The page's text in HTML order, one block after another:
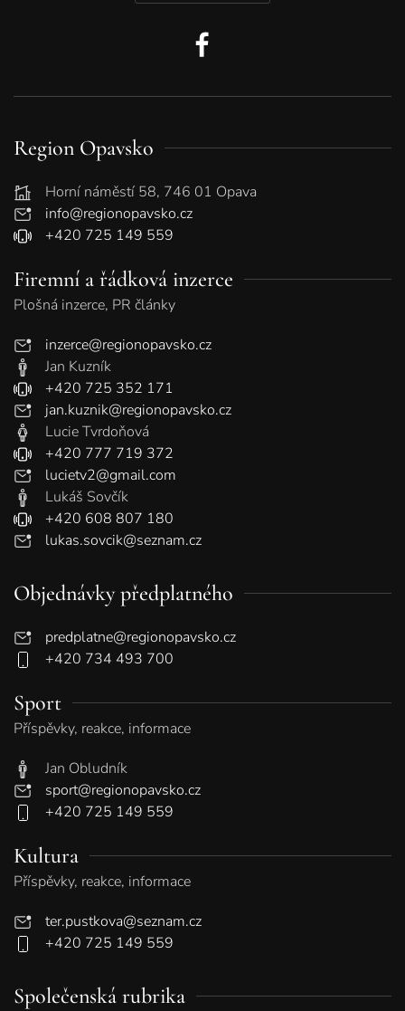
Region Opavsko
Horní náměstí 58, 746 01 Opava
info@regionopavsko.cz
+420 725 149 559
Firemní a řádková inzerce
Plošná inzerce, PR články
inzerce@regionopavsko.cz
Jan Kuzník
+420 725 352 171
jan.kuznik@regionopavsko.cz
Lucie Tvrdoňová
+420 777 719 372
lucietv2@gmail.com
Lukáš Sovčík
+420 608 807 180
lukas.sovcik@seznam.cz
Objednávky předplatného
predplatne@regionopavsko.cz
+420 734 493 700
Sport
Příspěvky, reakce, informace
Jan Obludník
sport@regionopavsko.cz
+420 725 149 559
Kultura
Příspěvky, reakce, informace
ter.pustkova@seznam.cz
+420 725 149 559
Společenská rubrika